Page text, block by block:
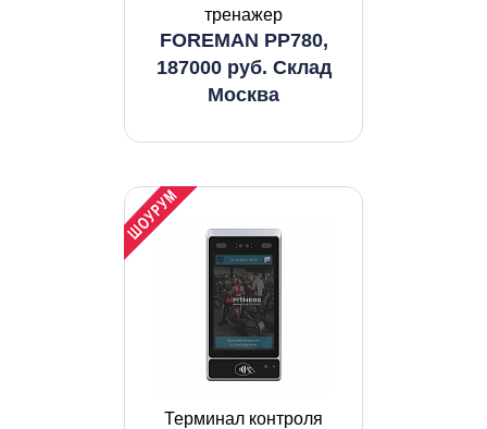
тренажер
FOREMAN PP780,
187000 руб. Склад
Москва
Терминал контроля